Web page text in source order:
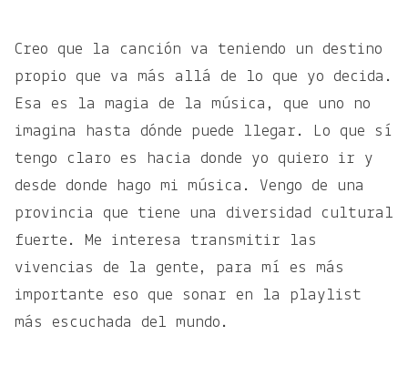
Creo que la canción va teniendo un destino
propio que va más allá de lo que yo decida.
Esa es la magia de la música, que uno no
imagina hasta dónde puede llegar. Lo que sí
tengo claro es hacia donde yo quiero ir y
desde donde hago mi música. Vengo de una
provincia que tiene una diversidad cultural
fuerte. Me interesa transmitir las
vivencias de la gente, para mí es más
importante eso que sonar en la playlist
más escuchada del mundo.